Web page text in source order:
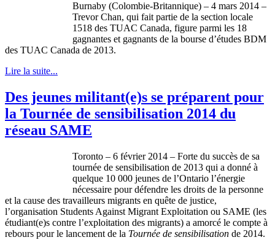
Burnaby (Colombie-Britannique) – 4 mars 2014 –
Trevor Chan, qui fait partie de la section locale
1518 des TUAC Canada, figure parmi les 18
gagnantes et gagnants de la bourse d’études BDM
des TUAC Canada de 2013.
Lire la suite...
Des jeunes militant(e)s se préparent pour
la Tournée de sensibilisation 2014 du
réseau SAME
Toronto – 6 février2014 – Forte du succès de sa
tournée de sensibilisation de 2013 qui a donné à
quelque 10 000 jeunes de l’Ontario l’énergie
nécessaire pourdéfendre les droits de la personne
et la cause des travailleurs migrants en quête de justice,
l’organisation Students Against Migrant Exploitation ou SAME (les
étudiant(e)s contre l’exploitation des migrants) a amorcé le compte à
rebours pour le lancement de la Tournée de sensibilisation de 2014.